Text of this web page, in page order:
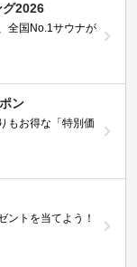
グ2026
全国No.1サウナが
ン
もお得な「特別価
ントを当てよう！